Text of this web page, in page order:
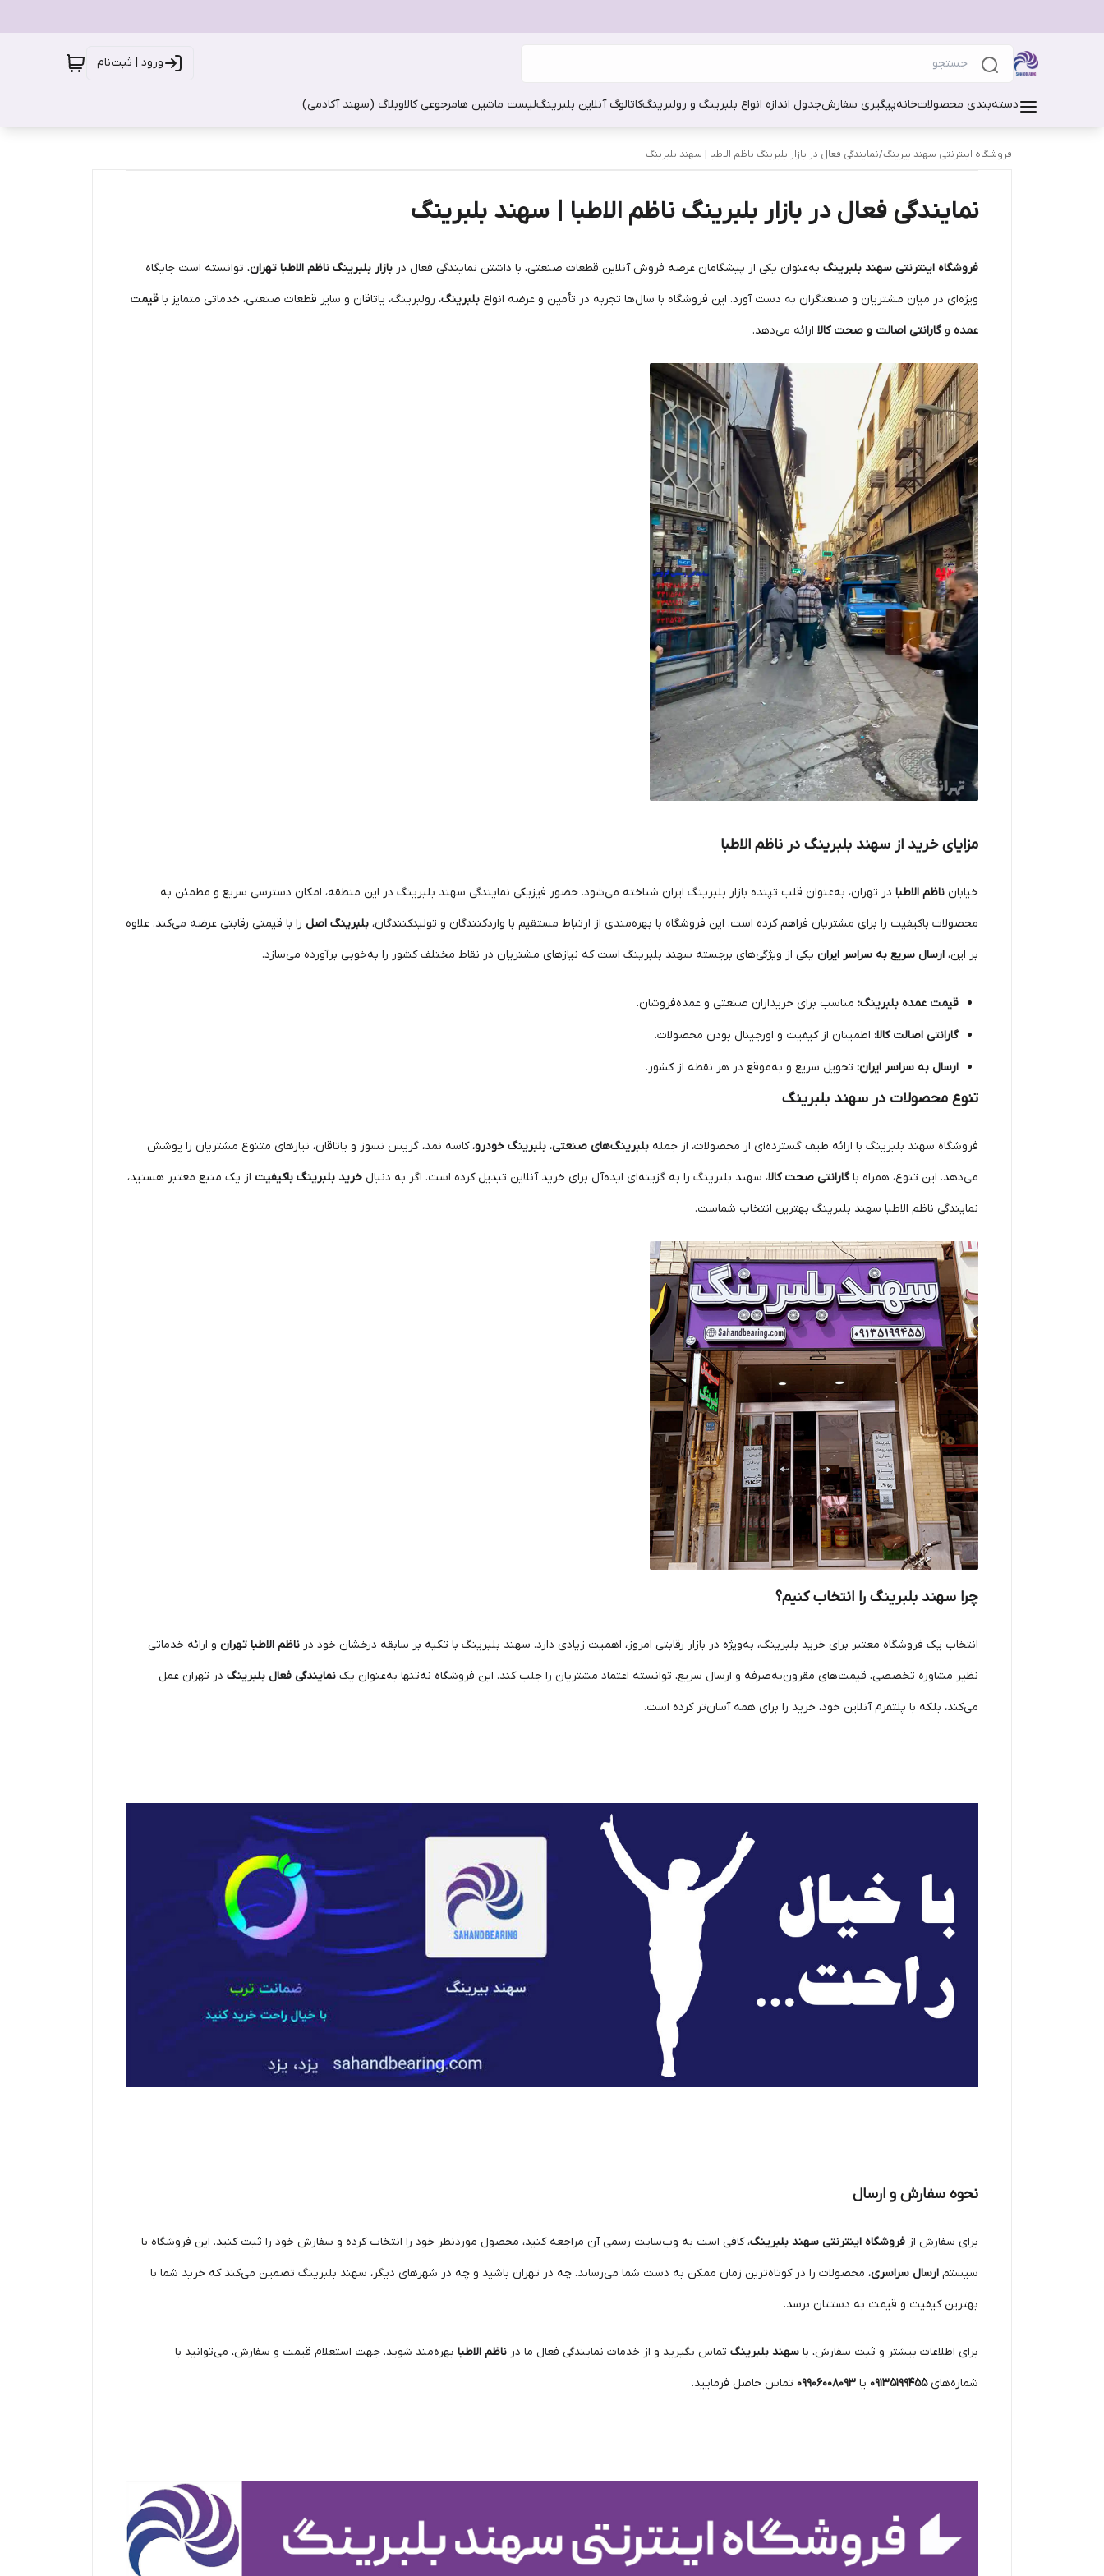
ورود | ثبت‌نام
دسته‌بندی محصولاتخانهپیگیری سفارشجدول اندازه انواع بلبرینگ و رولبرینگکاتالوگ آنلاین بلبرینگلیست ماشین هامرجوعی کالاوبلاگ (سهند آکادمی)
فروشگاه اینترنتی سهند بیرینگ/نمایندگی فعال در بازار بلبرینگ ناظم الاطبا | سهند بلبرینگ
نمایندگی فعال در بازار بلبرینگ ناظم الاطبا | سهند بلبرینگ
فروشگاه اینترنتی سهند بلبرینگ به‌عنوان یکی از پیشگامان عرصه فروش آنلاین قطعات صنعتی، با داشتن نمایندگی فعال در بازار بلبرینگ ناظم الاطبا تهران، توانسته است جایگاه
ویژه‌ای در میان مشتریان و صنعتگران به دست آورد. این فروشگاه با سال‌ها تجربه در تأمین و عرضه انواع بلبرینگ، رولبرینگ، یاتاقان و سایر قطعات صنعتی، خدماتی متمایز با قیمت
عمده وگارانتی اصالت و صحت کالا ارائه می‌دهد.
مزایای خرید از سهند بلبرینگ در ناظم الاطبا
خیابان ناظم الاطبا در تهران، به‌عنوان قلب تپنده بازار بلبرینگ ایران شناخته می‌شود. حضور فیزیکی نمایندگی سهند بلبرینگ در این منطقه، امکان دسترسی سریع و مطمئن به
محصولات باکیفیت را برای مشتریان فراهم کرده است. این فروشگاه با بهره‌مندی از ارتباط مستقیم با واردکنندگان و تولیدکنندگان، بلبرینگ اصل را با قیمتی رقابتی عرضه می‌کند. علاوه
بر این، ارسال سریع به سراسر ایران یکی از ویژگی‌های برجسته سهند بلبرینگ است که نیازهای مشتریان در نقاط مختلف کشور را به‌خوبی برآورده می‌سازد.
قیمت عمده بلبرینگ: مناسب برای خریداران صنعتی و عمده‌فروشان.
گارانتی اصالت کالا: اطمینان از کیفیت و اورجینال بودن محصولات.
ارسال به سراسر ایران: تحویل سریع و به‌موقع در هر نقطه از کشور.
تنوع محصولات در سهند بلبرینگ
فروشگاه سهند بلبرینگ با ارائه طیف گسترده‌ای از محصولات، از جمله بلبرینگ‌های صنعتی، بلبرینگ خودرو، کاسه نمد، گریس نسوز و یاتاقان، نیازهای متنوع مشتریان را پوشش
می‌دهد. این تنوع، همراه باگارانتی صحت کالا، سهند بلبرینگ را به گزینه‌ای ایده‌آل برای خرید آنلاین تبدیل کرده است. اگر به دنبال خرید بلبرینگ باکیفیت از یک منبع معتبر هستید،
نمایندگی ناظم الاطبا سهند بلبرینگ بهترین انتخاب شماست.
چرا سهند بلبرینگ را انتخاب کنیم؟
انتخاب یک فروشگاه معتبر برای خرید بلبرینگ، به‌ویژه در بازار رقابتی امروز، اهمیت زیادی دارد. سهند بلبرینگ با تکیه بر سابقه درخشان خود در ناظم الاطبا تهران و ارائه خدماتی
نظیر مشاوره تخصصی، قیمت‌های مقرون‌به‌صرفه و ارسال سریع، توانسته اعتماد مشتریان را جلب کند. این فروشگاه نه‌تنها به‌عنوان یک نمایندگی فعال بلبرینگ در تهران عمل
می‌کند، بلکه با پلتفرم آنلاین خود، خرید را برای همه آسان‌تر کرده است.
نحوه سفارش و ارسال
برای سفارش از فروشگاه اینترنتی سهند بلبرینگ، کافی است به وب‌سایت رسمی آن مراجعه کنید، محصول موردنظر خود را انتخاب کرده و سفارش خود را ثبت کنید. این فروشگاه با
سیستم ارسال سراسری، محصولات را در کوتاه‌ترین زمان ممکن به دست شما می‌رساند. چه در تهران باشید و چه در شهرهای دیگر، سهند بلبرینگ تضمین می‌کند که خرید شما با
بهترین کیفیت و قیمت به دستتان برسد.
برای اطلاعات بیشتر و ثبت سفارش، با سهند بلبرینگ تماس بگیرید و از خدمات نمایندگی فعال ما در ناظم الاطبا بهره‌مند شوید. جهت استعلام قیمت و سفارش، می‌توانید با
شماره‌های09135199455 یا 09906008093 تماس حاصل فرمایید.